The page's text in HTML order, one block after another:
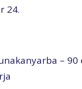
24.
– 90